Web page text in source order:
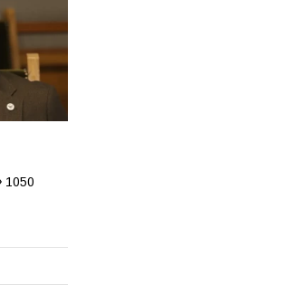
1050